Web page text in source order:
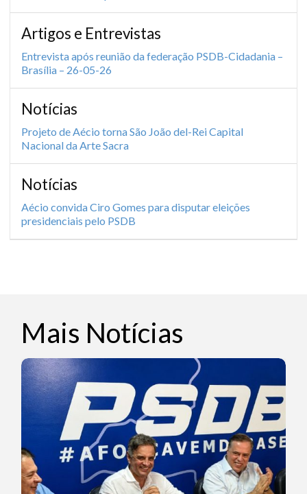
Artigos e Entrevistas
Entrevista após reunião da federação PSDB-Cidadania –
Brasília – 26-05-26
Notícias
Projeto de Aécio torna São João del-Rei Capital
Nacional da Arte Sacra
Notícias
Aécio convida Ciro Gomes para disputar eleições
presidenciais pelo PSDB
Mais Notícias